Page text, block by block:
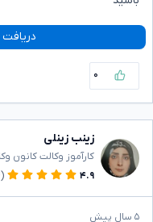
۰
زینب زینلی
کارآموز وکالت کانون
۴.۹
(۳۴)
۵ سال پیش